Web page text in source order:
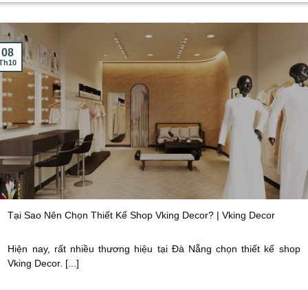
Tại Sao Nên Chọn Thiết Kế Shop Vking Decor? | Vking Decor
Hiện nay, rất nhiều thương hiệu tại Đà Nẵng chọn thiết kế shop
Vking Decor. [...]
08